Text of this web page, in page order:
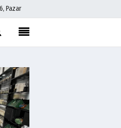
Pazar